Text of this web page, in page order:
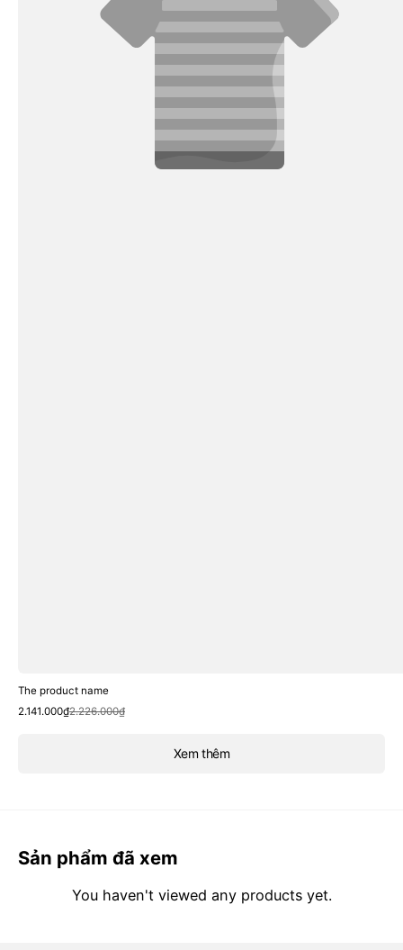
Xem thêm
The product name
Sale
2.141.000₫
Regular
2.226.000₫
Sản phẩm đã xem
You haven't viewed any products yet.